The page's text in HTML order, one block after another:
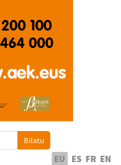
Bilatu
EU ES FR EN